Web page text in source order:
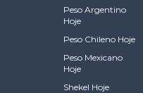
Peso Argentino
Hoje
Peso Chileno Hoje
Peso Mexicano
Hoje
Shekel Hoje